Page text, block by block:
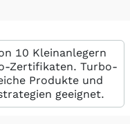
10 Kleinanlegern
Zertifikaten. Turbo-
Produkte und
geeignet.